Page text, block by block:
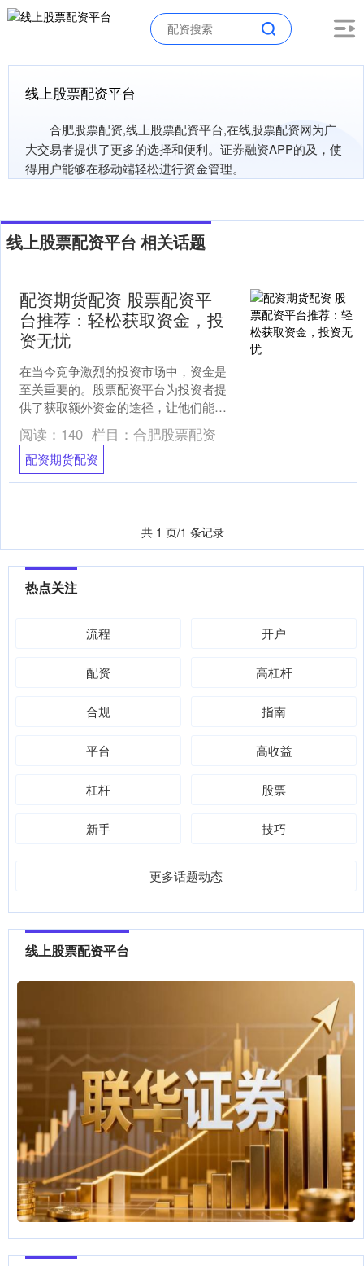
线上股票配资平台
合肥股票配资,线上股票配资平台,在线股票配资网为广
大交易者提供了更多的选择和便利。证券融资APP的及，使
得用户能够在移动端轻松进行资金管理。
线上股票配资平台 相关话题
配资期货配资 股票配资平
台推荐：轻松获取资金，投
资无忧
在当今竞争激烈的投资市场中，资金是
至关重要的。股票配资平台为投资者提
供了获取额外资金的途径，让他们能够
扩大投资组合并增加潜在收益。 股票配
资机构提供杠杆资金，允....
阅读： 140 栏目： 合肥股票配资
配资期货配资
共 1 页/1 条记录
热点关注
流程 开户
配资 高杠杆
合规 指南
平台 高收益
杠杆 股票
新手 技巧
更多话题动态
线上股票配资平台